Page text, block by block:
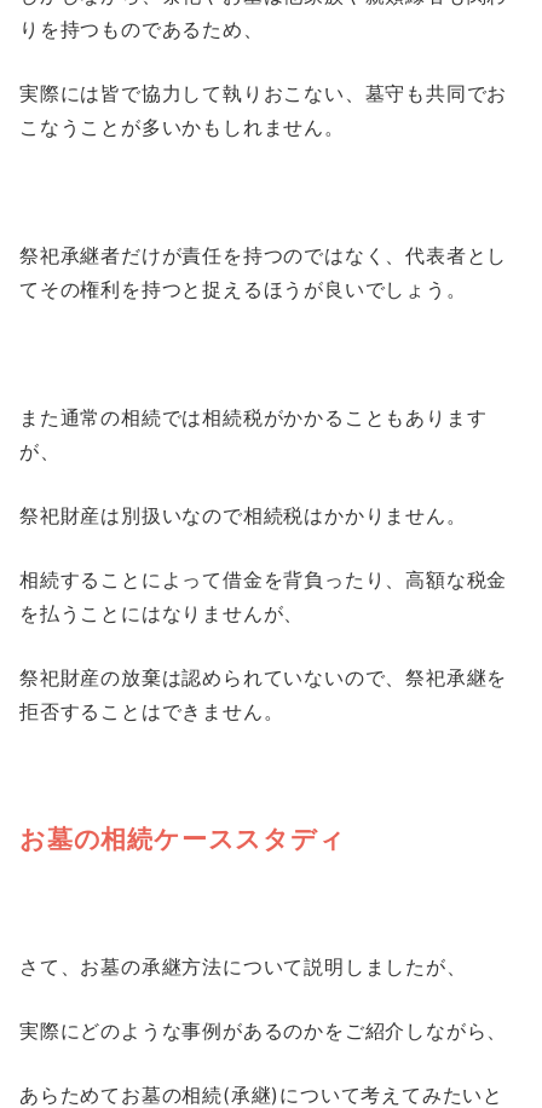
りを持つものであるため、
実際には皆で協力して執りおこない、墓守も共同でお
こなうことが多いかもしれません。
祭祀承継者だけが責任を持つのではなく、代表者とし
てその権利を持つと捉えるほうが良いでしょう。
また通常の相続では相続税がかかることもあります
が、
祭祀財産は別扱いなので相続税はかかりません。
相続することによって借金を背負ったり、高額な税金
を払うことにはなりませんが、
祭祀財産の放棄は認められていないので、祭祀承継を
拒否することはできません。
お墓の相続ケーススタディ
さて、お墓の承継方法について説明しましたが、
実際にどのような事例があるのかをご紹介しながら、
あらためてお墓の相続(承継)について考えてみたいと